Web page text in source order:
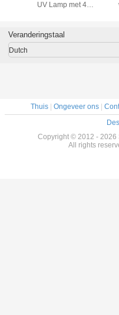
UV Lamp met 4 *
schakelaar voor
nagels
Veranderingstaal
Dutch
Thuis| Ongeveer ons|
Copyright © 2012 - 2026
All rights